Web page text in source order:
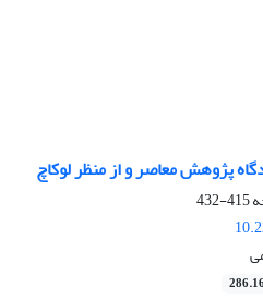
پژوهش معاصر و از منظر لوکاچ
415-432